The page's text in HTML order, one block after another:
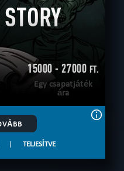
15000 - 27000 FT.
Egy csapatjáték
ára
| TELJESÍTVE